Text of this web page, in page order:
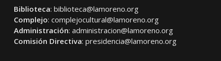
Biblioteca: biblioteca@lamoreno.org
Complejo: complejocultural@lamoreno.org
Administración: administracion@lamoreno.org
Comisión Directiva: presidencia@lamoreno.org